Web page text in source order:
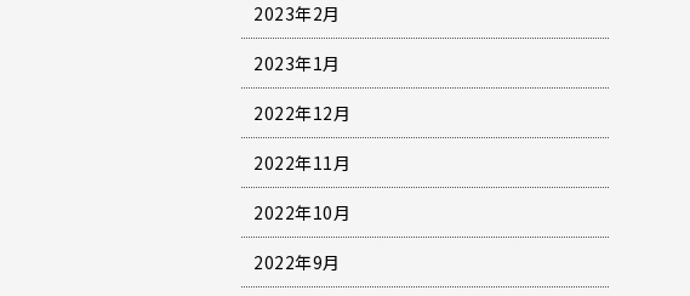
2023年2月
2023年1月
2022年12月
2022年11月
2022年10月
2022年9月